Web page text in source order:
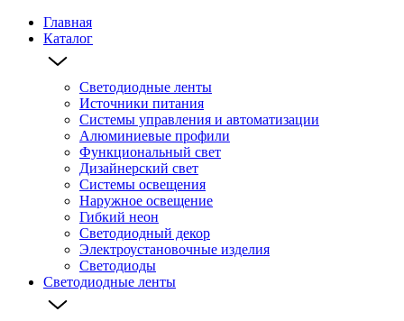
Главная
Каталог
Светодиодные ленты
Источники питания
Системы управления и автоматизации
Алюминиевые профили
Функциональный свет
Дизайнерский свет
Системы освещения
Наружное освещение
Гибкий неон
Светодиодный декор
Электроустановочные изделия
Светодиоды
Светодиодные ленты